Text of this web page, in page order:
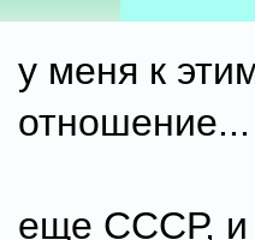
у меня к
отношение...
еще СССР, и